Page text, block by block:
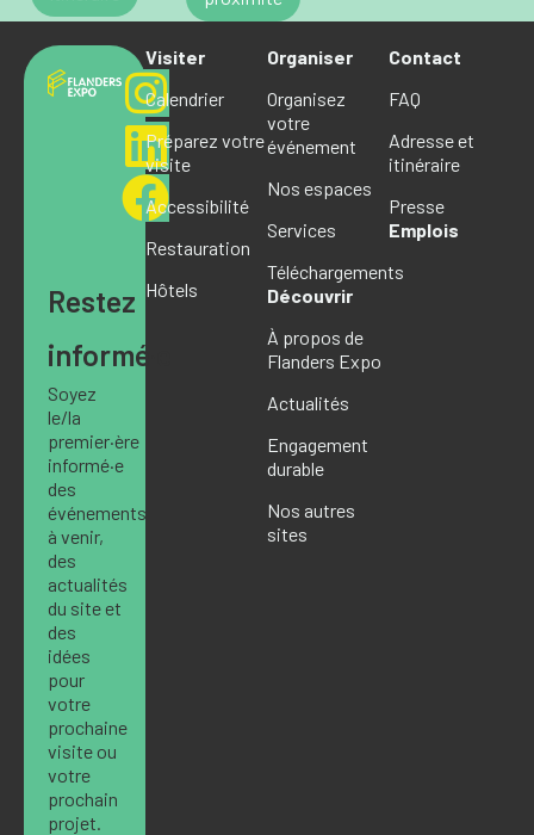
Restez
informé·e
Soyez
le/la
premier·ère
informé·e
des
événements
à venir,
des
actualités
du site et
des
idées
pour
votre
prochaine
visite ou
votre
prochain
projet.
Visiter
Calendrier
Préparez votre
visite
Accessibilité
Restauration
Hôtels
Organiser
Organisez
votre
événement
Nos espaces
Services
Téléchargements
Découvrir
À propos de
Flanders Expo
Actualités
Engagement
durable
Nos autres
sites
Contact
FAQ
Adresse et
itinéraire
Presse
Emplois